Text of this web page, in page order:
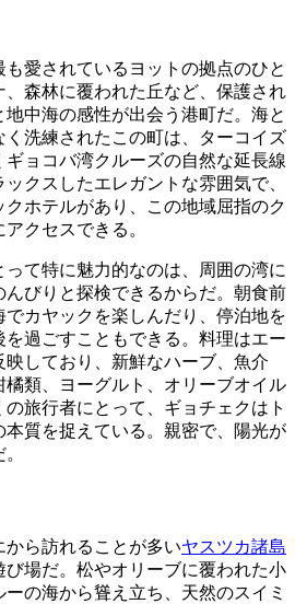
も愛されているヨットの拠点のひと
森林に覆われた丘など、保護され
中海の感性が出会う港町だ。海と
洗練されたこの町は、ターコイズ
ョコバ湾クルーズの自然な延長線
ックスしたエレガントな雰囲気で、
ホテルがあり、この地域屈指のク
クセスできる。
て特に魅力的なのは、周囲の湾に
びりと探検できるからだ。朝食前
カヤックを楽しんだり、停泊地を
過ごすこともできる。料理はエー
しており、新鮮なハーブ、魚介
類、ヨーグルト、オリーブオイル
旅行者にとって、ギョチェクはト
本質を捉えている。親密で、陽光が
ら訪れることが多いヤスツカ諸島
び場だ。松やオリーブに覆われた小
の海から聳え立ち、天然のスイミ